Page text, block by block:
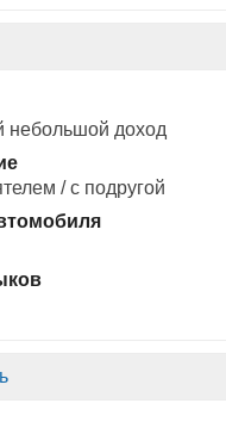
небольшой доход
/ с подругой